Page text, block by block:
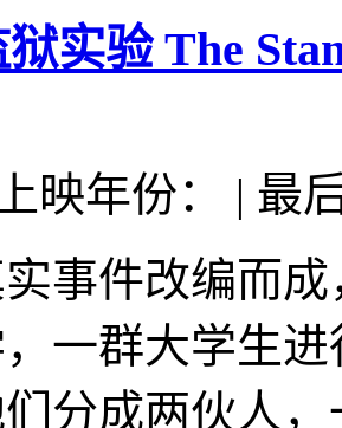
实验 The
上映年份： | 最
事件改编而
一群大学生
分成两伙人